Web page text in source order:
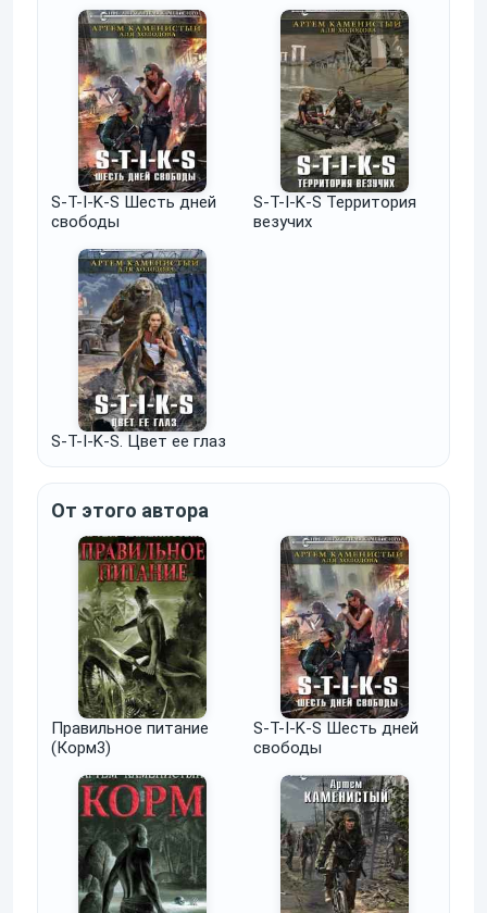
S-T-I-K-S Шесть дней
свободы
S-T-I-K-S Территория
везучих
S-T-I-K-S. Цвет ее глаз
От этого автора
Правильное питание
(Корм3)
S-T-I-K-S Шесть дней
свободы